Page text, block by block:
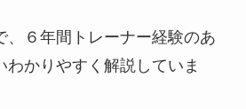
、６年間トレーナー経験のあ
わかりやすく解説していま